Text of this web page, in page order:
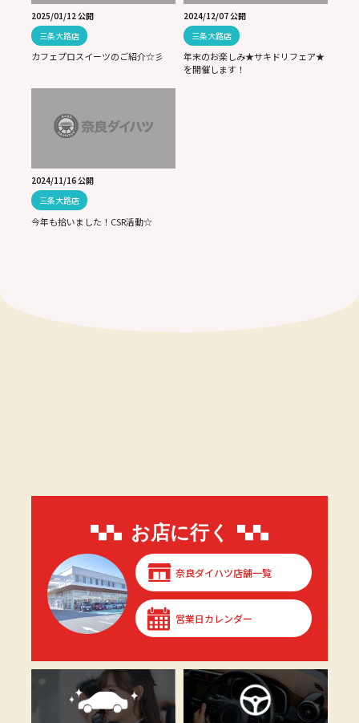
2025/01/12 公開
三条大路店
カフェプロスイーツのご紹介☆彡
2024/12/07 公開
三条大路店
年末のお楽しみ★サキドリフェア★
を開催します！
2024/11/16 公開
三条大路店
今年も拾いました！CSR活動☆
お店に行く
奈良ダイハツ店舗一覧
営業日カレンダー